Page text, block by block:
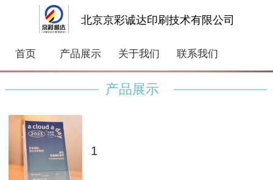
北京京彩诚达印刷技术有限公司
首页 产品展示 关于我们 联系我们
产品展示
1